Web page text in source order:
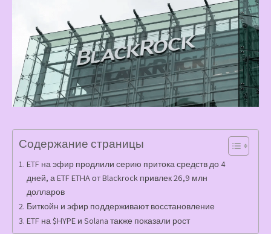
Содержание страницы
ETF на эфир продлили серию притока средств до 4
дней, а ETF ETHA от Blackrock привлек 26,9 млн
долларов
Биткойн и эфир поддерживают восстановление
ETF на $HYPE и Solana также показали рост